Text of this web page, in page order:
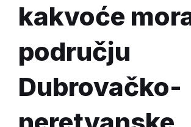
kakvoće
području
Dubrovačko-